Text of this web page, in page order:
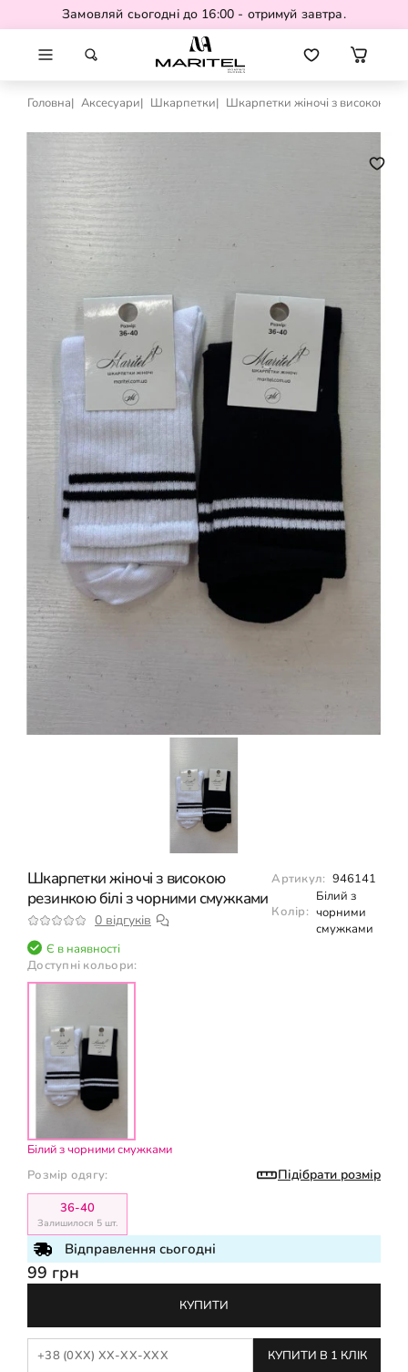
Замовляй сьогодні до 16:00 - отримуй завтра.
Головна Аксесуари Шкарпетки Шкарпетки жіночі з високою
Шкарпетки жіночі з високою
резинкою білі з чорними смужками
0 відгуків
Артикул: 946141
Колір:
Білий з
чорними
смужками
Є в наявності
Доступні кольори:
Білий з чорними смужками
Розмір одягу:
Підібрати розмір
36-40
Залишилося 5 шт.
Відправлення сьогодні
99 грн
КУПИТИ
КУПИТИ В 1 КЛІК